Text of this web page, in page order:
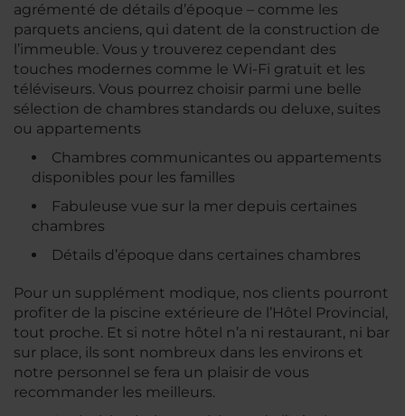
agrémenté de détails d’époque – comme les
parquets anciens, qui datent de la construction de
l’immeuble. Vous y trouverez cependant des
touches modernes comme le Wi-Fi gratuit et les
téléviseurs. Vous pourrez choisir parmi une belle
sélection de chambres standards ou deluxe, suites
ou appartements
Chambres communicantes ou appartements
disponibles pour les familles
Fabuleuse vue sur la mer depuis certaines
chambres
Détails d’époque dans certaines chambres
Pour un supplément modique, nos clients pourront
profiter de la piscine extérieure de l’Hôtel Provincial,
tout proche. Et si notre hôtel n’a ni restaurant, ni bar
sur place, ils sont nombreux dans les environs et
notre personnel se fera un plaisir de vous
recommander les meilleurs.